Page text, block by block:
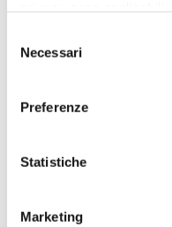
modificare o revocare il
momento dalla
raccogliere
geografica, con
Identificare il tuo
delNecessari
Preferenze
Statistiche
Marketing
PRESENZA DI
Gravidanza
Pelle non
Tromboflebite